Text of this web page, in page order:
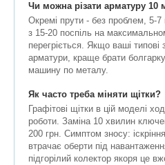
Чи можна різати арматуру 10
Окремі прути - без проблем, 5-7
з 15-20 поспіль на
перегріється. Якщо ваші типові
арматури, краще брати
машину по металу.
Як часто треба міняти щітки?
Графітові щітки в цій моделі
роботи. Заміна 10 хвилин
200 грн. Симптом зносу:
втрачає оберти під
підгорілий колектор якоря це